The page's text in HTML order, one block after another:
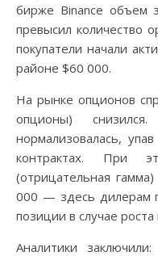
бирже Binance объем
превысил количество
покупатели начали
районе $60 000.
На рынке опционов
опционы)
нормализовалась,
контрактах. При
(отрицательная
000 — здесь дилерам
позиции в случае
Аналитики